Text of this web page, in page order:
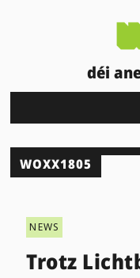
déi
WOXX1805
NEWS
Trotz